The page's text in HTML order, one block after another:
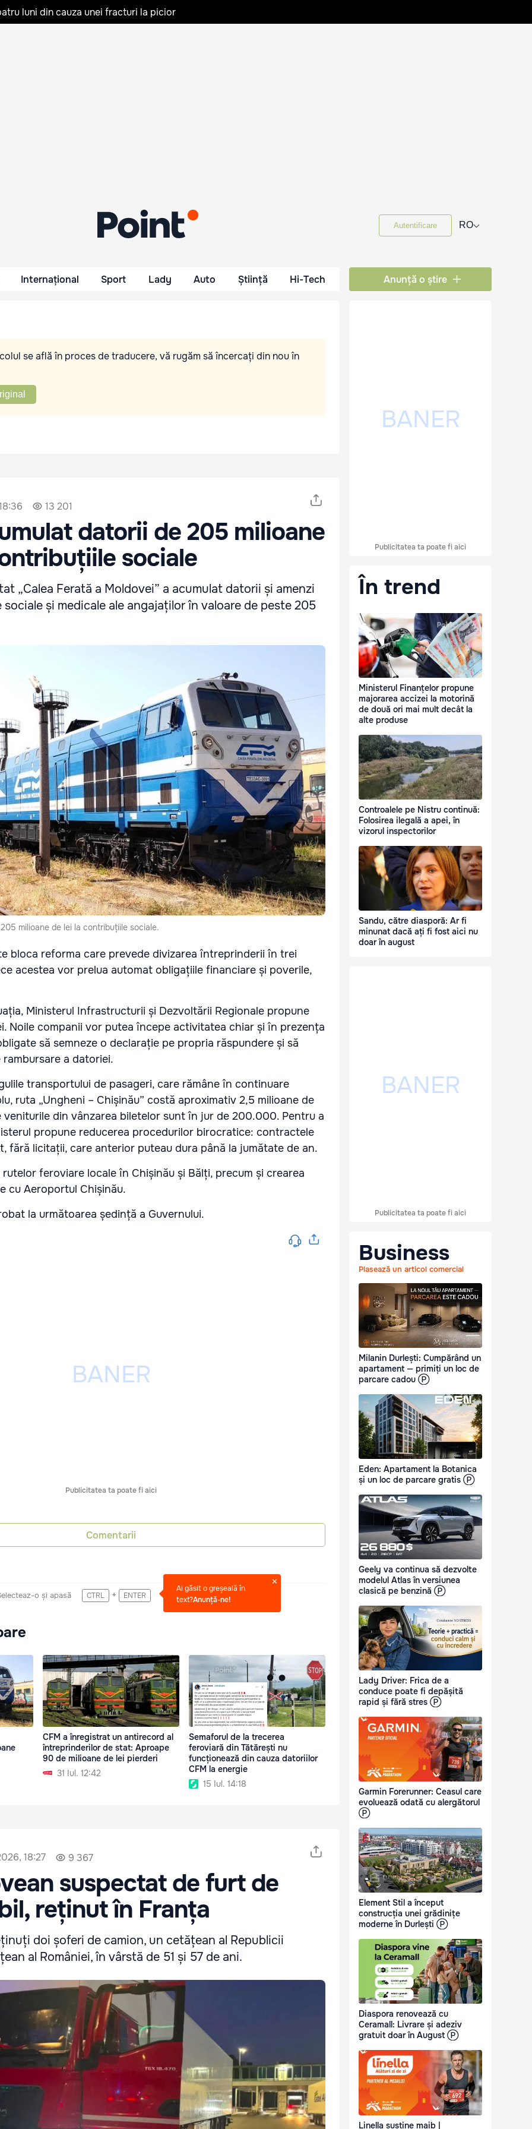
luni din cauza unei fracturi la picior
Autentificare RO⌵
Internațional Sport Lady Auto Știință Hi-Tech Anunță o știre
se află în proces de traducere, vă rugăm să încercați din nou în
13 201
datorii de 205 milioane
sociale
„Calea Ferată a Moldovei” a acumulat datorii și amenzi
și medicale ale angajaților în valoare de peste 205
milioane de lei la contribuțiile sociale.
bloca reforma care prevede divizarea întreprinderii în trei
acestea vor prelua automat obligațiile financiare și poverile,
Ministerul Infrastructurii și Dezvoltării Regionale propune
Noile companii vor putea începe activitatea chiar și în prezența
să semneze o declarație pe propria răspundere și să
a datoriei.
transportului de pasageri, care rămâne în continuare
ruta „Ungheni – Chișinău” costă aproximativ 2,5 milioane de
veniturile din vânzarea biletelor sunt în jur de 200.000. Pentru a
propune reducerea procedurilor birocratice: contractele
fără licitații, care anterior puteau dura până la jumătate de an.
feroviare locale în Chișinău și Bălți, precum și crearea
cu Aeroportul Chișinău.
la următoarea ședință a Guvernului.
Publicitatea ta poate fi aici
Comentarii
o și apasă CTRL + ENTER
Ai găsit o greșeală în
text?Anunță-ne!
CFM a înregistrat un antirecord al
întreprinderilor de stat: Aproape
90 de milioane de lei pierderi
31 Iul. 12:42
Semaforul de la trecerea
feroviară din Tătărești nu
funcționează din cauza datoriilor
CFM la energie
15 Iul. 14:18
18:27 9 367
suspectat de furt de
reținut în Franța
doi șoferi de camion, un cetățean al Republicii
al României, în vârstă de 51 și 57 de ani.
Publicitatea ta poate fi aici
În trend
Ministerul Finanțelor propune
majorarea accizei la motorină
de două ori mai mult decât la
alte produse
Controalele pe Nistru continuă:
Folosirea ilegală a apei, în
vizorul inspectorilor
Sandu, către diasporă: Ar fi
minunat dacă ați fi fost aici nu
doar în august
Publicitatea ta poate fi aici
Business
Plasează un articol comercial
Milanin Durlești: Cumpărând un
apartament — primiți un loc de
parcare cadou Ⓟ
Eden: Apartament la Botanica
și un loc de parcare gratis Ⓟ
Geely va continua să dezvolte
modelul Atlas în versiunea
clasică pe benzină Ⓟ
Lady Driver: Frica de a
conduce poate fi depășită
rapid și fără stres Ⓟ
Garmin Forerunner: Ceasul care
evoluează odată cu alergătorul
Ⓟ
Element Stil a început
construcția unei grădinițe
moderne în Durlești Ⓟ
Diaspora renovează cu
Ceramall: Livrare și adeziv
gratuit doar în August Ⓟ
Linella susține maib |